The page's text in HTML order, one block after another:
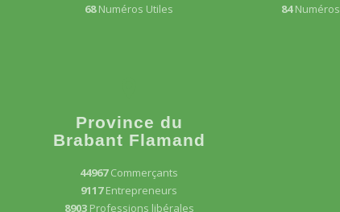
68Numéros Utiles
84
Province du
Brabant Flamand
44967Commerçants
9117Entrepreneurs
8903 Professions libérales